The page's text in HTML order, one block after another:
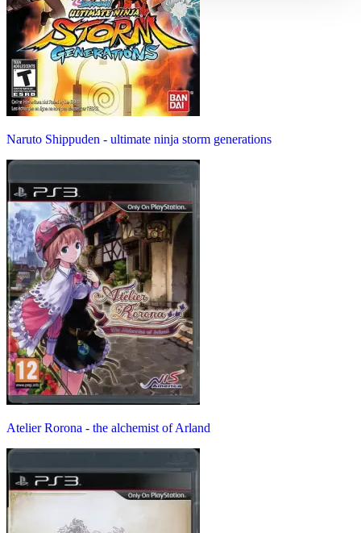
Naruto Shippuden - ultimate ninja storm generations
Atelier Rorona - the alchemist of Arland